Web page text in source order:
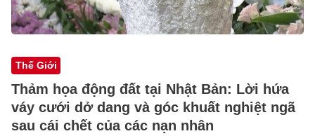
Thế Giới
Thảm họa động đất tại Nhật Bản: Lời hứa
váy cưới dở dang và góc khuất nghiệt ngã
sau cái chết của các nạn nhân